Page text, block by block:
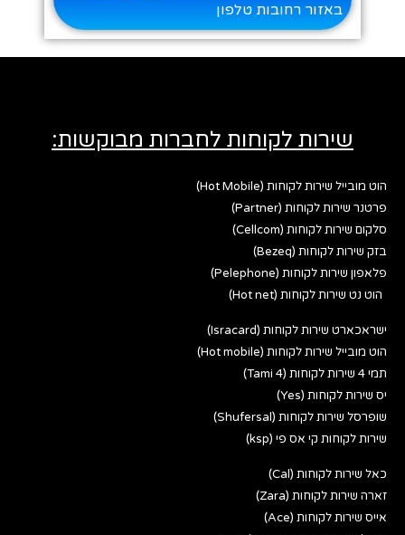
באזור רחובות טלפון
שירות לקוחות לחברות מבוקשות:
הוט מובייל שירות לקוחות (Hot Mobile)
פרטנר שירות לקוחות (Partner)
סלקום שירות לקוחות (Cellcom)
בזק שירות לקוחות (Bezeq)
פלאפון שירות לקוחות (Pelephone)
הוט נט שירות לקוחות (Hot net)
ישראכארט שירות לקוחות (Isracard)
הוט מובייל שירות לקוחות (Hot mobile)
תמי 4 שירות לקוחות (Tami 4)
יס שירות לקוחות (Yes)
שופרסל שירות לקוחות (Shufersal)
שירות לקוחות קי אס פי (ksp)
כאל שירות לקוחות (Cal)
זארה שירות לקוחות (Zara)
אייס שירות לקוחות (Ace)